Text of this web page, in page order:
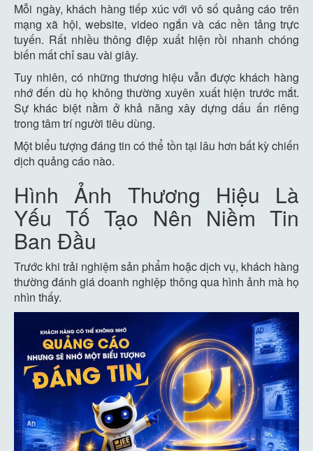
Mỗi ngày, khách hàng tiếp xúc với vô số quảng cáo trên
mạng xã hội, website, video ngắn và các nền tảng trực
tuyến. Rất nhiều thông điệp xuất hiện rồi nhanh chóng
biến mất chỉ sau vài giây.
Tuy nhiên, có những thương hiệu vẫn được khách hàng
nhớ đến dù họ không thường xuyên xuất hiện trước mắt.
Sự khác biệt nằm ở khả năng xây dựng dấu ấn riêng
trong tâm trí người tiêu dùng.
Một biểu tượng đáng tin có thể tồn tại lâu hơn bất kỳ chiến
dịch quảng cáo nào.
Hình Ảnh Thương Hiệu Là
Yếu Tố Tạo Nên Niềm Tin
Ban Đầu
Trước khi trải nghiệm sản phẩm hoặc dịch vụ, khách hàng
thường đánh giá doanh nghiệp thông qua hình ảnh mà họ
nhìn thấy.